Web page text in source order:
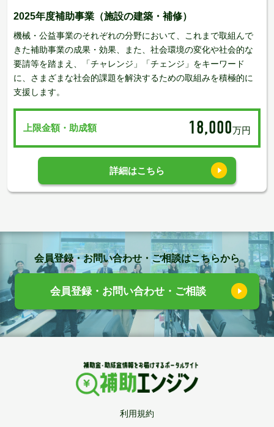
2025年度補助事業（施設の建築・補修）
機械・公益事業のそれぞれの分野において、これまで取組んで
きた補助事業の成果・効果、また、社会環境の変化や社会的な
要請等を踏まえ、「チャレンジ」「チェンジ」をキーワード
に、さまざまな社会的課題を解決するための取組みを積極的に
支援します。
上限金額・助成額 18,000万円
詳細はこちら
会員登録・お問い合わせ・ご相談はこちらから
会員登録・お問い合わせ・ご相談
利用規約